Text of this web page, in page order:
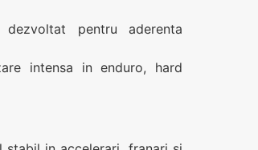
dezvoltat pentru aderenta
intensa in enduro, hard